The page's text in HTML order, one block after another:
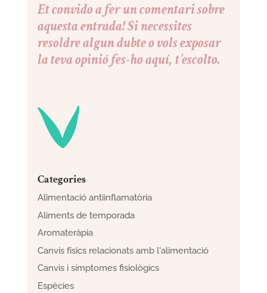
Et convido a fer un comentari sobre
aquesta entrada! Si necessites
resoldre algun dubte o vols exposar
la teva opinió fes-ho aquí, t’escolto.
Categories
Alimentació antiinflamatòria
Aliments de temporada
Aromateràpia
Canvis físics relacionats amb l'alimentació
Canvis i símptomes fisiològics
Espècies